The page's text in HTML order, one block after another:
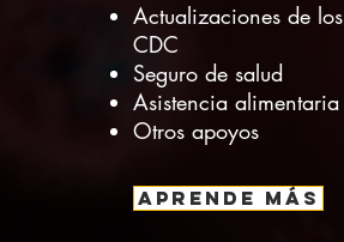
Actualizaciones de los
CDC
Seguro de salud
Asistencia alimentaria
Otros apoyos
APRENDE MÁS